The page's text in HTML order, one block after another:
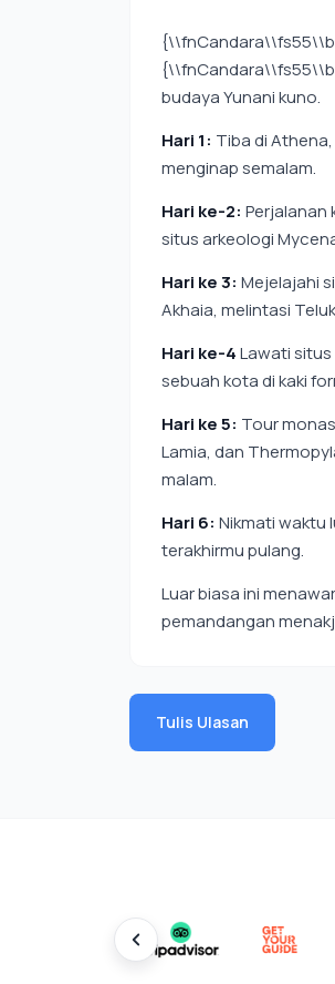
budaya Yunani kuno.
Hari 1: Tiba di
menginap semalam.
Hari ke-2: Perjalanan
situs arkeologi
Hari ke 3: Mejelajahi
Akhaia, melintasi
Hari ke-4Lawati situs
sebuah kota di kaki
Hari ke 5: Tour
Lamia, dan
malam.
Hari 6: Nikmati waktu
terakhirmu pulang.
Luar biasa ini
pemandangan
Tulis Ulasan